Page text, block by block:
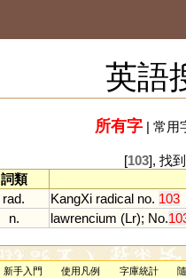
英語
所有字| 常用
[103], 找
詞類
rad. KangXi radical no. 103
n. lawrencium (Lr); No.
新手入門 使用凡例 字庫統計